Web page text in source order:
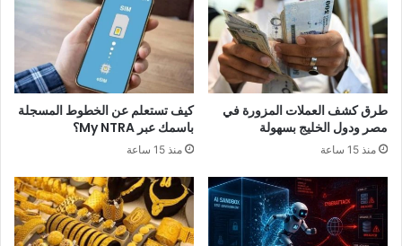
طرق كشف العملات المزورة في
مصر ودول الخليج بسهولة
منذ 15 ساعة
كيف تستعلم عن الخطوط المسجلة
باسمك عبر My NTRA؟
منذ 15 ساعة